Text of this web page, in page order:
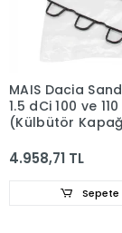
MAIS Dacia
1.5 dCi 100 ve 110
(Külbütör
4.958,71 TL
Sepete